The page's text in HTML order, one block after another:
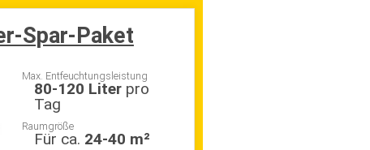
Spar-Paket
Max. Entfeuchtungsleistung
80-120 Literpro
Tag
Raumgröße
Für ca. 24-40 m²